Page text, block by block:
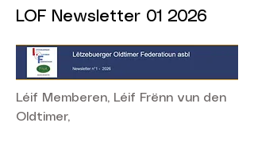
LOF Newsletter 01 2026
Léif Memberen, Léif Frënn vun den
Oldtimer,